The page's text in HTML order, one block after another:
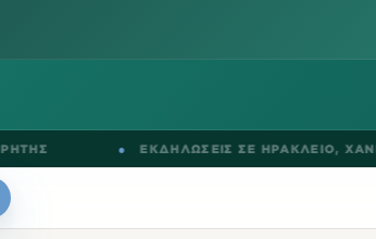
ΕΚΔΗΛΩΣΕΙΣ ΣΕ ΗΡΑΚΛΕΙΟ,ΧΑΝΙΑ ,